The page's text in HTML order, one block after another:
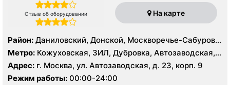
Отзыв об оборудовании На карте
Район: Даниловский, Донской, Москворечье-Сабурово,
Нагатино-Садовники, Нагатинский Затон, Нагорный
Метро: Кожуховская, ЗИЛ, Дубровка, Автозаводская,
Нагатинская, Технопарк, Тульская, Угрешская
Адрес: г. Москва, ул. Автозаводская, д. 23, корп. 9
Режим работы: 00:00-24:00